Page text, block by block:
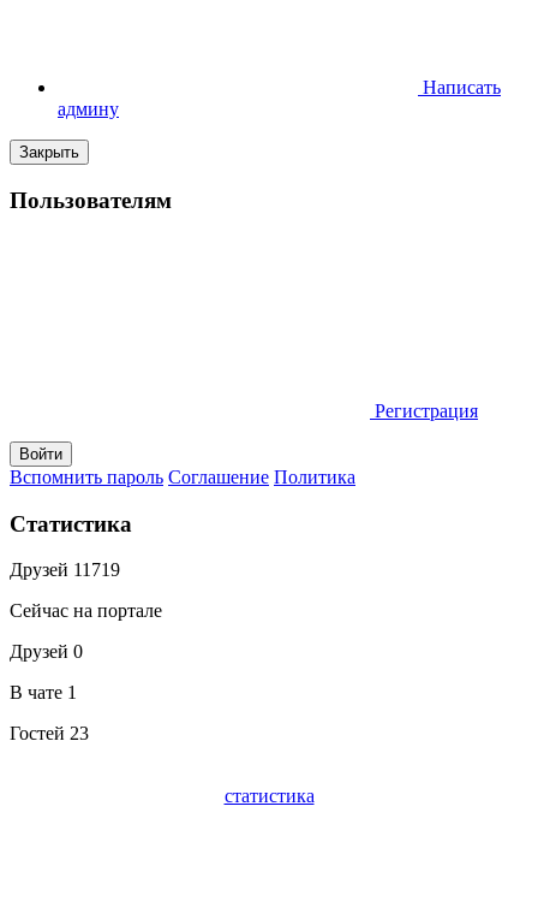
Написать
админу
Закрыть
Пользователям
Регистрация
Вспомнить пароль Соглашение Политика
Статистика
Друзей 11719
Сейчас на портале
Друзей 0
В чате 1
Гостей 23
статистика